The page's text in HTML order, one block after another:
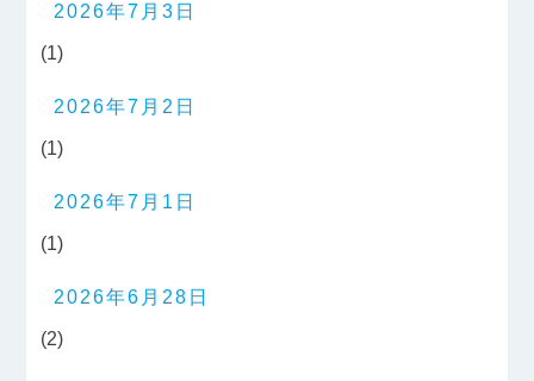
2026年7月3日
(1)
2026年7月2日
(1)
2026年7月1日
(1)
2026年6月28日
(2)